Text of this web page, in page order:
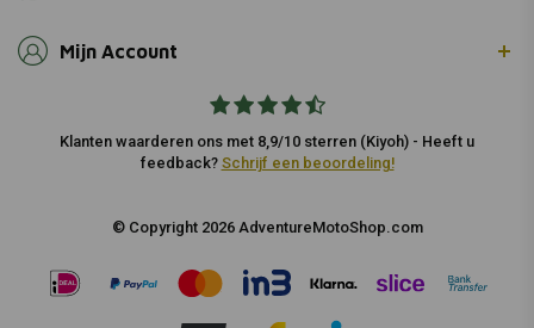
Mijn Account
Klanten waarderen ons met 8,9/10 sterren (Kiyoh) - Heeft u
feedback? Schrijf een beoordeling!
© Copyright 2026 AdventureMotoShop.com